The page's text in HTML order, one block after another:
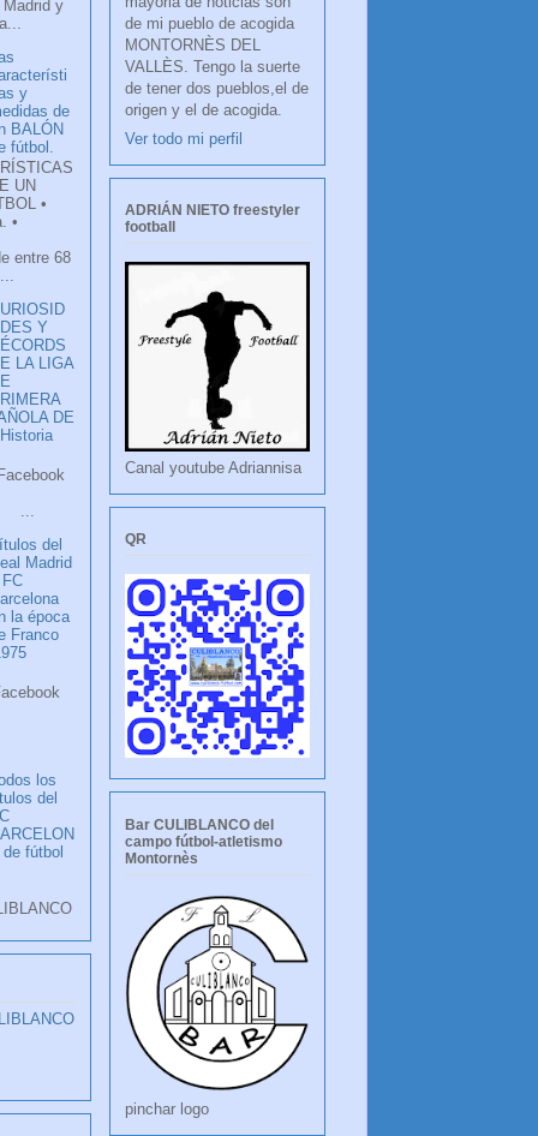
Madrid y
y
de
BALÓN
fútbol.
UN
•
•
entre 68
Y
LA LIGA
DE
del
Madrid
la época
Franco
los
del
de fútbol
de mi pueblo de acogida
MONTORNÈS DEL
VALLÈS. Tengo la suerte
de tener dos pueblos,el de
origen y el de acogida.
Ver todo mi perfil
ADRIÁN NIETO freestyler
football
Canal youtube Adriannisa
QR
Bar CULIBLANCO del
campo fútbol-atletismo
Montornès
pinchar logo